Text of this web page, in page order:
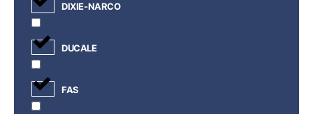
DIXIE-NARCO
DUCALE
FAS